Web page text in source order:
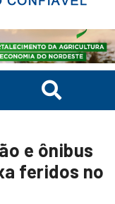
e ônibus
feridos no